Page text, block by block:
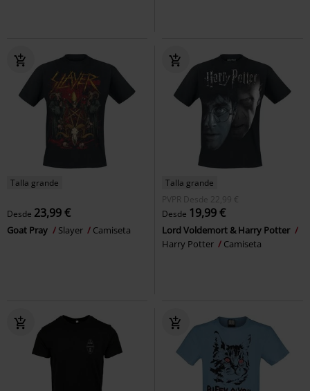
Talla grande
Desde 23,99 €
Goat Pray Slayer Camiseta
Talla grande
PVPR
Desde 22,99 €
Desde 19,99 €
Lord Voldemort & Harry Potter
Harry Potter
Camiseta